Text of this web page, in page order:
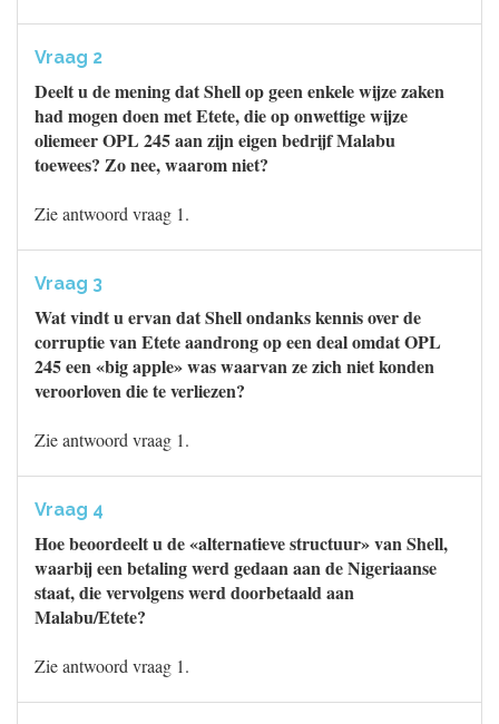
Vraag 2
Deelt u de mening dat Shell op geen enkele wijze zaken
had mogen doen met Etete, die op onwettige wijze
oliemeer OPL 245 aan zijn eigen bedrijf Malabu
toewees? Zo nee, waarom niet?
Zie antwoord vraag 1.
Vraag 3
Wat vindt u ervan dat Shell ondanks kennis over de
corruptie van Etete aandrong op een deal omdat OPL
245 een «big apple» was waarvan ze zich niet konden
veroorloven die te verliezen?
Zie antwoord vraag 1.
Vraag 4
Hoe beoordeelt u de «alternatieve structuur» van Shell,
waarbij een betaling werd gedaan aan de Nigeriaanse
staat, die vervolgens werd doorbetaald aan
Malabu/Etete?
Zie antwoord vraag 1.